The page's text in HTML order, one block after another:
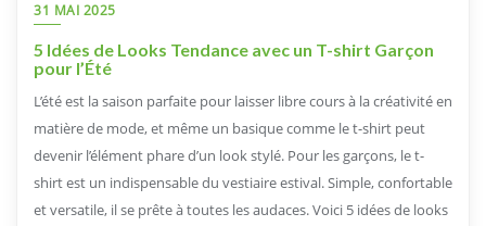
31 MAI 2025
5 Idées de Looks Tendance avec un T-shirt Garçon
pour l’Été
L’été est la saison parfaite pour laisser libre cours à la créativité en
matière de mode, et même un basique comme le t-shirt peut
devenir l’élément phare d’un look stylé. Pour les garçons, le t-
shirt est un indispensable du vestiaire estival. Simple, confortable
et versatile, il se prête à toutes les audaces. Voici 5 idées de looks